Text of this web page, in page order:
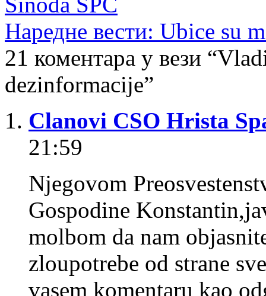
Наредне вести: Ubice su
21 коментара у вези
dezinformacije”
Clanovi CSO Hrista
21:59
Njegovom
Gospodine
molbom da nam
zloupotrebe od strane
vasem komentaru kao